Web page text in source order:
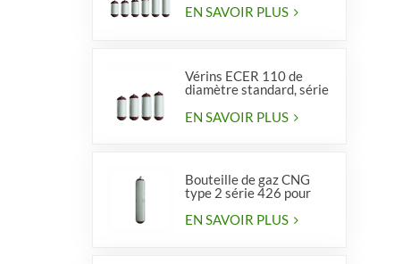
EN SAVOIR PLUS
Vérins ECER 110 de
diamètre standard, série
EN SAVOIR PLUS
Bouteille de gaz CNG
type 2 série 426 pour
véhicules
EN SAVOIR PLUS